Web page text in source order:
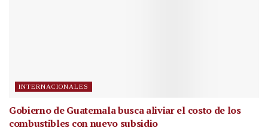
INTERNACIONALES
Gobierno de Guatemala busca aliviar el costo de los
combustibles con nuevo subsidio